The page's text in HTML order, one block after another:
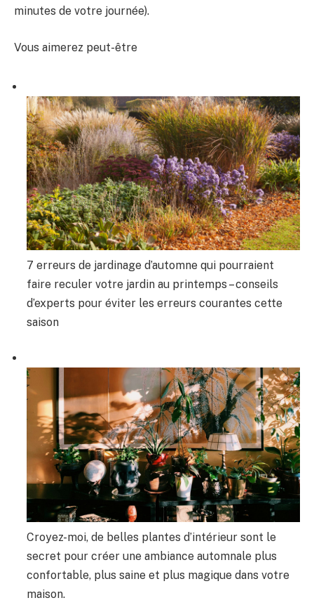
minutes de votre journée).
Vous aimerez peut-être
7 erreurs de jardinage d’automne qui pourraient
faire reculer votre jardin au printemps – conseils
d’experts pour éviter les erreurs courantes cette
saison
Croyez-moi, de belles plantes d’intérieur sont le
secret pour créer une ambiance automnale plus
confortable, plus saine et plus magique dans votre
maison.